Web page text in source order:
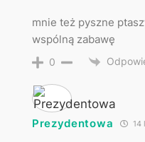
mnie też pyszne
wspólną zabawę
0
Prezydentowa 14